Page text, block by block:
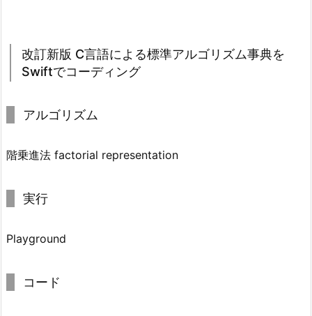
改訂新版 C言語による標準アルゴリズム事典を
Swiftでコーディング
アルゴリズム
階乗進法 factorial representation
実行
Playground
コード